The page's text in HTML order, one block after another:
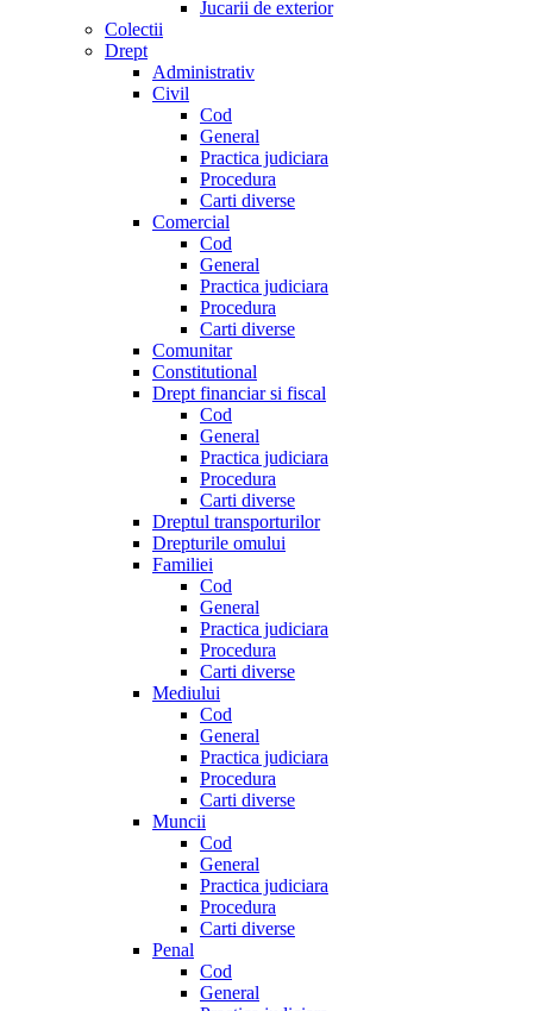
Jucarii de exterior
Colectii
Drept
Administrativ
Civil
Cod
General
Practica judiciara
Procedura
Carti diverse
Comercial
Cod
General
Practica judiciara
Procedura
Carti diverse
Comunitar
Constitutional
Drept financiar si fiscal
Cod
General
Practica judiciara
Procedura
Carti diverse
Dreptul transporturilor
Drepturile omului
Familiei
Cod
General
Practica judiciara
Procedura
Carti diverse
Mediului
Cod
General
Practica judiciara
Procedura
Carti diverse
Muncii
Cod
General
Practica judiciara
Procedura
Carti diverse
Penal
Cod
General